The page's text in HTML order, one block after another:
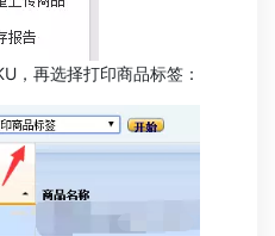
再选择打印商品标签：